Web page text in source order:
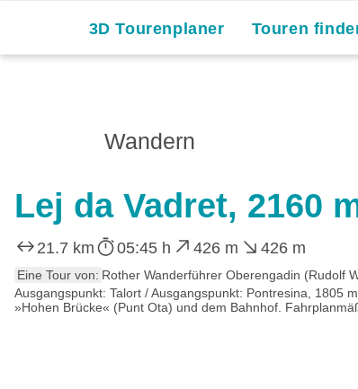
3D Tourenplaner Touren
Wandern
Lej da Vadret, 2160
21.7 km 05:45 h 426 m 426 m
Eine Tour von: Rother Wanderführer Oberengadin (Rudolf
Ausgangspunkt: Talort / Ausgangspunkt: Pontresina, 1805
»Hohen Brücke« (Punt Ota) und dem Bahnhof.